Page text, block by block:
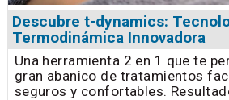
Descubre t-dynamics:
Termodinámica Innovadora
Una herramienta 2 en 1 que te
gran abanico de tratamientos
seguros y confortables.